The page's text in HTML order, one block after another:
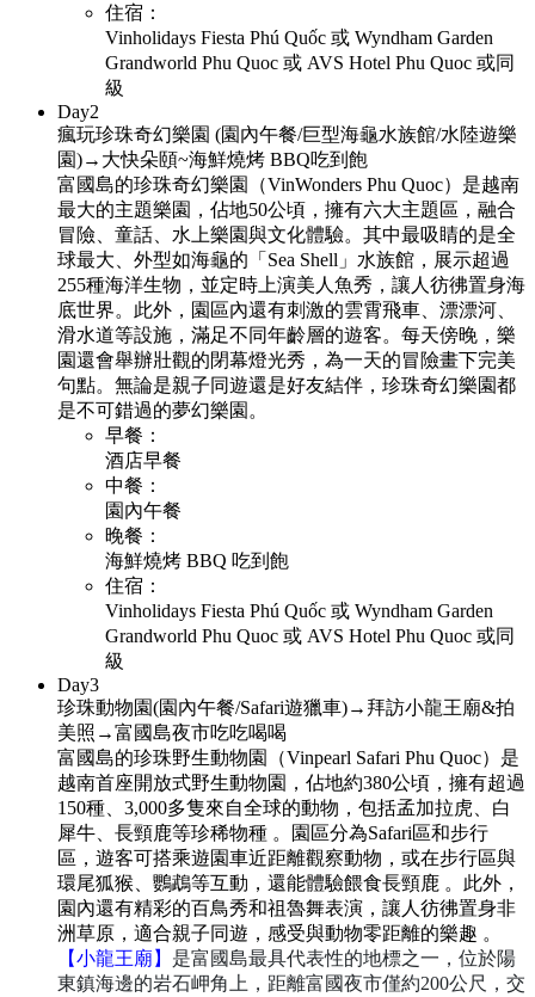
住宿：
Vinholidays Fiesta Phú Quốc 或 Wyndham Garden
Grandworld Phu Quoc 或 AVS Hotel Phu Quoc 或同
級
Day2
瘋玩珍珠奇幻樂園 (園內午餐/巨型海龜水族館/水陸遊樂
園)→大快朵頤~海鮮燒烤 BBQ吃到飽
富國島的珍珠奇幻樂園（VinWonders Phu Quoc）是越南
最大的主題樂園，佔地50公頃，擁有六大主題區，融合
冒險、童話、水上樂園與文化體驗。 其中最吸睛的是全
球最大、外型如海龜的「Sea Shell」水族館，展示超過
255種海洋生物，並定時上演美人魚秀，讓人彷彿置身海
底世界。 此外，園區內還有刺激的雲霄飛車、漂漂河、
滑水道等設施，滿足不同年齡層的遊客。 每天傍晚，樂
園還會舉辦壯觀的閉幕燈光秀，為一天的冒險畫下完美
句點。 無論是親子同遊還是好友結伴，珍珠奇幻樂園都
是不可錯過的夢幻樂園。
早餐：
酒店早餐
中餐：
園內午餐
晚餐：
海鮮燒烤 BBQ 吃到飽
住宿：
Vinholidays Fiesta Phú Quốc 或 Wyndham Garden
Grandworld Phu Quoc 或 AVS Hotel Phu Quoc 或同
級
Day3
珍珠動物園(園內午餐/Safari遊獵車)→拜訪小龍王廟&拍
美照→富國島夜市吃吃喝喝
富國島的珍珠野生動物園（Vinpearl Safari Phu Quoc）是
越南首座開放式野生動物園，佔地約380公頃，擁有超過
150種、3,000多隻來自全球的動物，包括孟加拉虎、白
犀牛、長頸鹿等珍稀物種 。​
園區分為Safari區和步行
區，遊客可搭乘遊園車近距離觀察動物，或在步行區與
環尾狐猴、鸚鵡等互動，還能體驗餵食長頸鹿 。​ 此外，
園內還有精彩的百鳥秀和祖魯舞表演，讓人彷彿置身非
洲草原，適合親子同遊，感受與動物零距離的樂趣 。​
【小龍王廟】 是富國島最具代表性的地標之一，位於陽
東鎮海邊的岩石岬角上，距離富國夜市僅約200公尺，交